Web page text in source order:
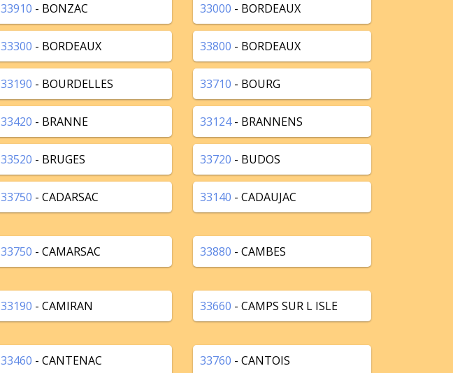
33910 - BONZAC 33000 - BORDEAUX
33300 - BORDEAUX 33800 - BORDEAUX
33190 - BOURDELLES 33710 - BOURG
33420 - BRANNE 33124- BRANNENS
33520 - BRUGES 33720 - BUDOS
33750 - CADARSAC 33140 - CADAUJAC
33750 - CAMARSAC 33880 - CAMBES
33190 - CAMIRAN 33660 - CAMPS SUR L ISLE
33460 - CANTENAC 33760 - CANTOIS